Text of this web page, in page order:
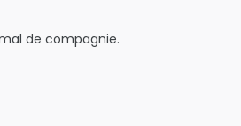
de compagnie.